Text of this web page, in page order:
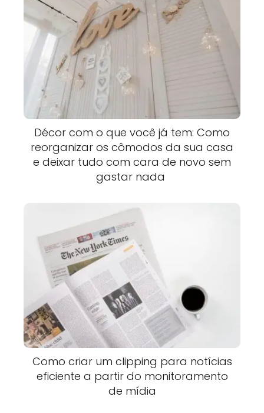
Décor com o que você já tem: Como
reorganizar os cômodos da sua casa
e deixar tudo com cara de novo sem
gastar nada
Como criar um clipping para notícias
eficiente a partir do monitoramento
de mídia